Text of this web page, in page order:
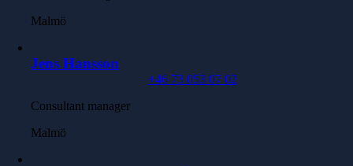
Malmö
Jens Hansson
+46 73 053 07 02
Consultant manager
Malmö